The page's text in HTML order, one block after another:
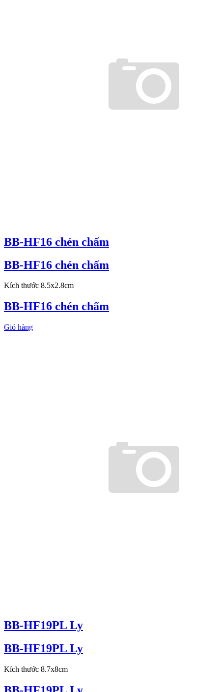
BB-HF16 chén chấm
BB-HF16 chén chấm
Kích thước 8.5x2.8cm
BB-HF16 chén chấm
Giỏ hàng
BB-HF19PL Ly
BB-HF19PL Ly
Kích thước 8.7x8cm